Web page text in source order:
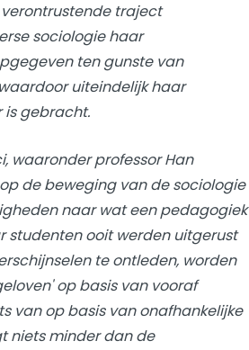
traject
sociologie haar
ten gunste van
uiteindelijk haar
gebracht.
waaronder professor Han
de beweging van de sociologie
naar wat een pedagogiek
studenten ooit werden uitgerust
te ontleden, worden
op basis van vooraf
van op basis van onafhankelijke
niets minder dan de